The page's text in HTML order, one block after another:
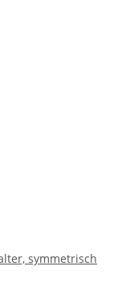
symmetrisch